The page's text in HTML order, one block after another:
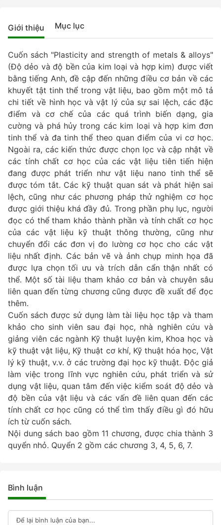
Giới thiệu Mục lục
Cuốn sách "Plasticity and strength of metals & alloys"
(Độ dẻo và độ bền của kim loại và hợp kim) được viết
bằng tiếng Anh, đề cập đến những điều cơ bản về các
khuyết tật tinh thể trong vật liệu, bao gồm một mô tả
chi tiết về hình học và vật lý của sự sai lệch, các đặc
điểm và cơ chế của các quá trình biến dạng, gia
cường và phá hủy trong các kim loại và hợp kim đơn
tinh thể và đa tinh thể theo quan điểm của vi cơ học.
Ngoài ra, các kiến thức được chọn lọc và cập nhật về
các tính chất cơ học của các vật liệu tiên tiến hiện
đang được phát triển như vật liệu nano tinh thể sẽ
được tóm tắt. Các kỹ thuật quan sát và phát hiện sai
lệch, cũng như các phương pháp thử nghiệm cơ học
được giới thiệu khá đầy đủ. Trong phần phụ lục, người
đọc có thể tham khảo thành phần và tính chất cơ học
của các vật liệu kỹ thuật thông thường, cũng như
chuyển đổi các đơn vị đo lường cơ học cho các vật
liệu nhất định. Các bản vẽ và ảnh chụp minh họa đã
được lựa chọn tối ưu và trích dẫn cẩn thận nhất có
thể. Một số tài liệu tham khảo cơ bản và chuyên sâu
liên quan đến từng chương cũng được đề xuất để đọc
thêm.
Cuốn sách được sử dụng làm tài liệu học tập và tham
khảo cho sinh viên sau đại học, nhà nghiên cứu và
giảng viên các ngành Kỹ thuật luyện kim, Khoa học và
kỹ thuật vật liệu, Kỹ thuật cơ khí, Kỹ thuật hóa học, Vật
lý kỹ thuật, v.v. ở các trường đại học kỹ thuật. Độc giả
làm việc trong lĩnh vực nghiên cứu, phát triển và sử
dụng vật liệu, quan tâm đến việc kiểm soát độ dẻo và
độ bền của vật liệu và các vấn đề liên quan đến các
tính chất cơ học cũng có thể tìm thấy điều gì đó hữu
ích từ cuốn sách.
Nội dung sách bao gồm 11 chương, được chia thành 3
quyển nhỏ. Quyển 2 gồm các chương 3, 4, 5, 6, 7.
Bình luận